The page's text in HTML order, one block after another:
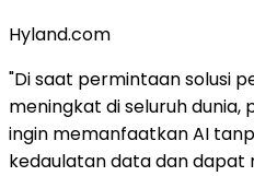
Hyland.com
"Di saat permintaan solusi
meningkat di seluruh dunia,
ingin memanfaatkan AI
kedaulatan data dan